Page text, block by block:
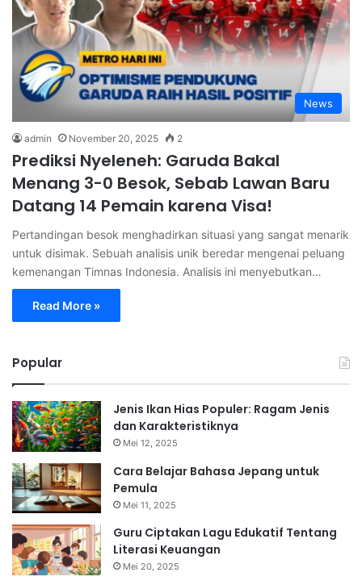
News
admin November 20, 2025 2
Prediksi Nyeleneh: Garuda Bakal
Menang 3-0 Besok, Sebab Lawan Baru
Datang 14 Pemain karena Visa!
Pertandingan besok menghadirkan situasi yang sangat menarik
untuk disimak. Sebuah analisis unik beredar mengenai peluang
kemenangan Timnas Indonesia. Analisis ini menyebutkan…
Read More »
Popular
Jenis Ikan Hias Populer: Ragam Jenis
dan Karakteristiknya
Mei 12, 2025
Cara Belajar Bahasa Jepang untuk
Pemula
Mei 11, 2025
Guru Ciptakan Lagu Edukatif Tentang
Literasi Keuangan
Mei 20, 2025